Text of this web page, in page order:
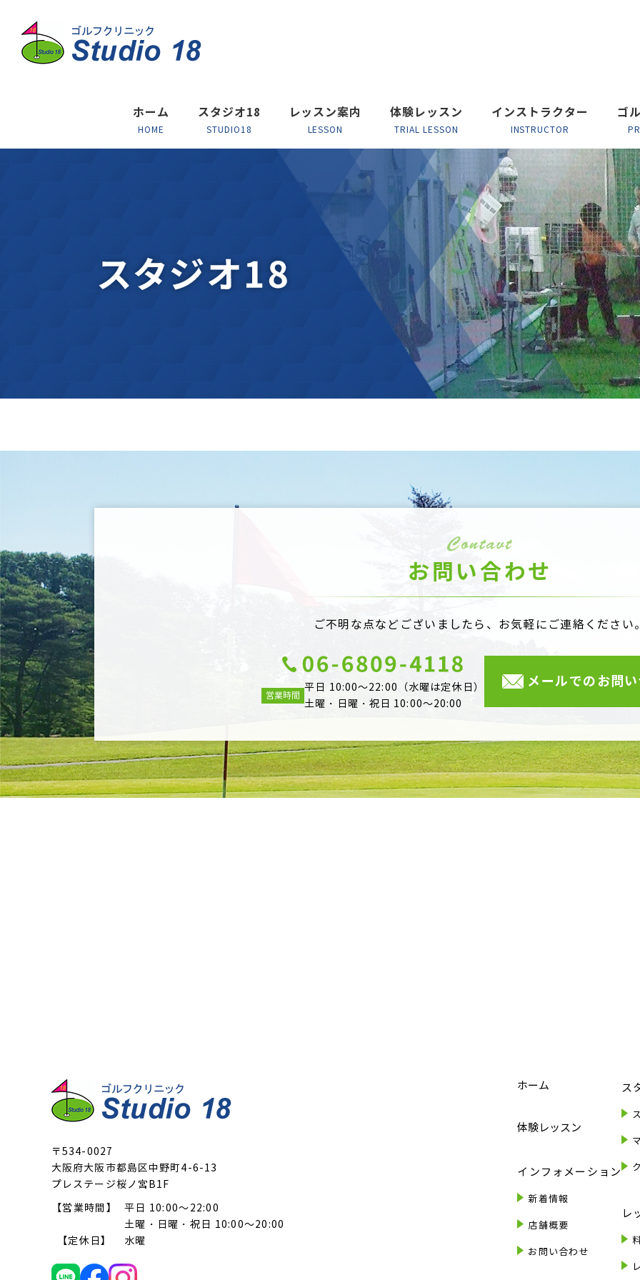
ホーム
HOME
スタジオ18
STUDIO18
レッスン案内
LESSON
体験レッスン
TRIAL LESSON
インストラクター
INSTRUCTOR
ゴ
お問い合わせ
ご不明な点などございましたら、 お気軽にご連絡ください
営業時間
平日 10:00～22:00（水曜は定休日）
土曜・日曜・祝日 10:00～20:00
メールでのお問
〒534-0027
大阪府大阪市都島区中野町4-6-13
プレステージ桜ノ宮B1F
【営業時間】
平日 10:00～22:00
土曜・日曜・祝日 10:00～20:00
【定休日】
水曜
ホーム
体験レッスン
インフォメーション
新着情報
店舗概要
お問い合わせ
ス
レ